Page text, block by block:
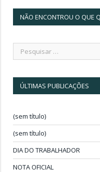
NÃO ENCONTROU O QUE
ÚLTIMAS PUBLICAÇÕES
(sem título)
(sem título)
DIA DO TRABALHADOR
NOTA OFICIAL